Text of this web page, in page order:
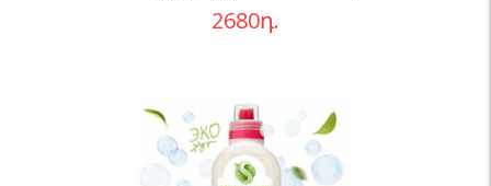
2680դ.